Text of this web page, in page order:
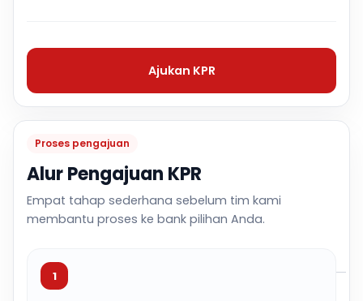
Proses pengajuan
Alur Pengajuan KPR
Empat tahap sederhana sebelum tim kami
membantu proses ke bank pilihan Anda.
1
Ajukan KPR